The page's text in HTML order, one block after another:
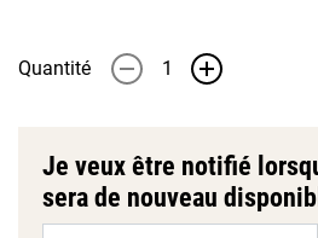
Quantité - +
Je veux être notifié
sera de nouveau